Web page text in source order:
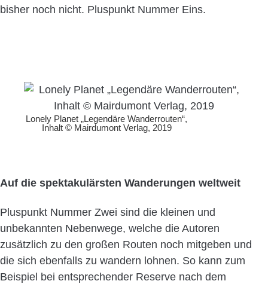
bisher noch nicht. Pluspunkt Nummer Eins.
Lonely Planet „Legendäre Wanderrouten“,
Inhalt © Mairdumont Verlag, 2019
Auf die spektakulärsten Wanderungen weltweit
Pluspunkt Nummer Zwei sind die kleinen und
unbekannten Nebenwege, welche die Autoren
zusätzlich zu den großen Routen noch mitgeben und
die sich ebenfalls zu wandern lohnen. So kann zum
Beispiel bei entsprechender Reserve nach dem